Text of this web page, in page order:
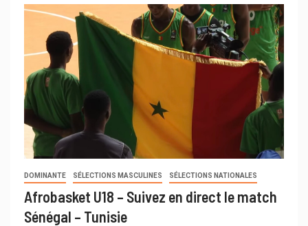
DOMINANTE SÉLECTIONS MASCULINES SÉLECTIONS NATIONALES
Afrobasket U18 – Suivez en direct le match
Sénégal – Tunisie